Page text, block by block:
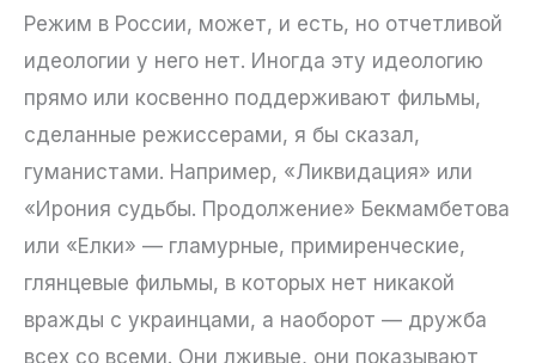
Режим в России, может, и есть, но отчетливой
идеологии у него нет. Иногда эту идеологию
прямо или косвенно поддерживают фильмы,
сделанные режиссерами, я бы сказал,
гуманистами. Например, «Ликвидация» или
«Ирония судьбы. Продолжение» Бекмамбетова
или «Елки» — гламурные, примиренческие,
глянцевые фильмы, в которых нет никакой
вражды с украинцами, а наоборот — дружба
всех со всеми. Они лживые, они показывают